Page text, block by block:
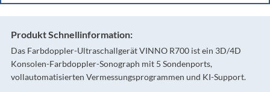
Produkt Schnellinformation:
Das Farbdoppler-Ultraschallgerät VINNO R700 ist ein 3D/4D
Konsolen-Farbdoppler-Sonograph mit 5 Sondenports,
vollautomatisierten Vermessungsprogrammen und KI-Support.